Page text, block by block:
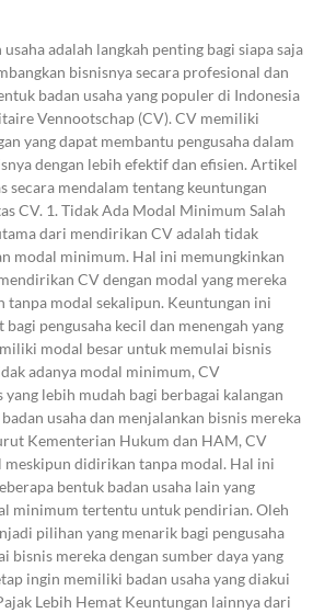
adalah langkah penting bagi siapa saja
bisnisnya secara profesional dan
badan usaha yang populer di Indonesia
Vennootschap (CV). CV memiliki
yang dapat membantu pengusaha dalam
dengan lebih efektif dan efisien. Artikel
secara mendalam tentang keuntungan
CV. 1. Tidak Ada Modal Minimum Salah
dari mendirikan CV adalah tidak
modal minimum. Hal ini memungkinkan
CV dengan modal yang mereka
tanpa modal sekalipun. Keuntungan ini
bagi pengusaha kecil dan menengah yang
modal besar untuk memulai bisnis
adanya modal minimum, CV
yang lebih mudah bagi berbagai kalangan
usaha dan menjalankan bisnis mereka
Kementerian Hukum dan HAM, CV
meskipun didirikan tanpa modal. Hal ini
bentuk badan usaha lain yang
minimum tertentu untuk pendirian. Oleh
pilihan yang menarik bagi pengusaha
bisnis mereka dengan sumber daya yang
ingin memiliki badan usaha yang diakui
Lebih Hemat Keuntungan lainnya dari